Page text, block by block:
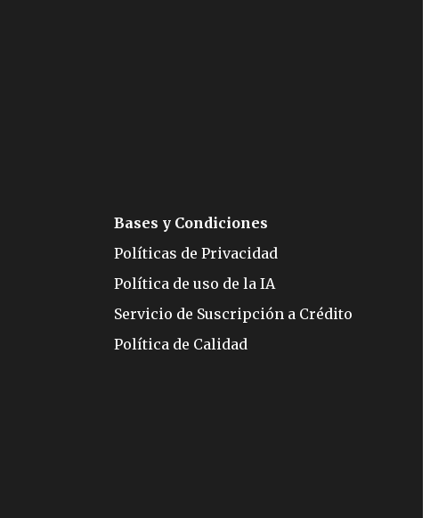
Bases y Condiciones
Políticas de Privacidad
Política de uso de la IA
Servicio de Suscripción a Crédito
Política de Calidad